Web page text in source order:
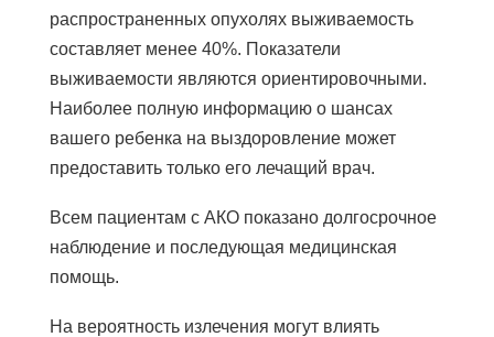
распространенных опухолях выживаемость
составляет менее 40%. Показатели
выживаемости являются ориентировочными.
Наиболее полную информацию о шансах
вашего ребенка на выздоровление может
предоставить только его лечащий врач.
Всем пациентам с АКО показано долгосрочное
наблюдение и последующая медицинская
помощь.
На вероятность излечения могут влиять